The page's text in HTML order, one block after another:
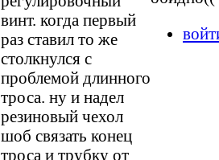
винт. когда первый
раз ставил то же
столкнулся с
проблемой длинного
троса. ну и надел
резиновый чехол
шоб связать конец
троса и трубку от